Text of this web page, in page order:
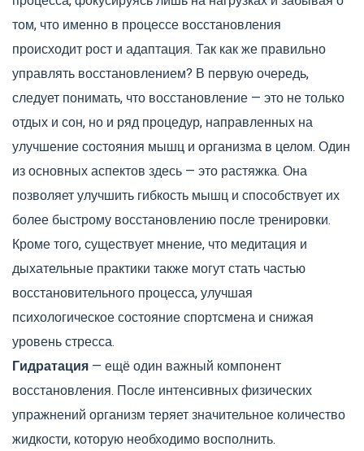
том, что именно в процессе восстановления
происходит рост и адаптация. Так как же правильно
управлять восстановлением? В первую очередь,
следует понимать, что восстановление — это не только
отдых и сон, но и ряд процедур, направленных на
улучшение состояния мышц и организма в целом. Один
из основных аспектов здесь — это растяжка. Она
позволяет улучшить гибкость мышц и способствует их
более быстрому восстановлению после тренировки.
Кроме того, существует мнение, что медитация и
дыхательные практики также могут стать частью
восстановительного процесса, улучшая
психологическое состояние спортсмена и снижая
уровень стресса.
Гидратация — ещё один важный компонент
восстановления. После интенсивных физических
упражнений организм теряет значительное количество
жидкости, которую необходимо восполнить.